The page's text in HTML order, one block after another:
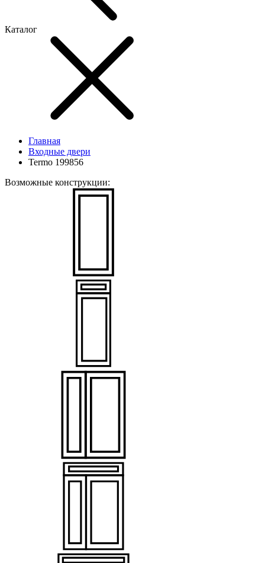
Каталог
Главная
Входные двери
Termo 199856
Возможные конструкции: